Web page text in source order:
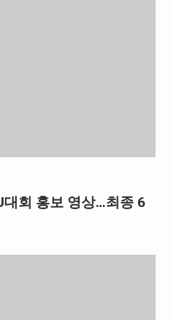
대회 홍보 영상…최종 6